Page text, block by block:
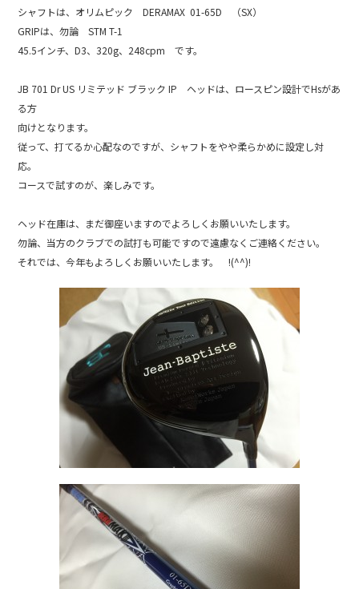
k
シャフトは、オリムピック DERAMAX 01-65D （SX）
GRIPは、勿論 STM T-1
45.5インチ、D3、320g、248cpm です。
JB 701 Dr US リミテッド ブラック IP ヘッドは、ロースピン設計でHsがあ
る方
向けとなります。
従って、打てるか心配なのですが、シャフトをやや柔らかめに設定し対
応。
コースで試すのが、楽しみです。
ヘッド在庫は、まだ御座いますのでよろしくお願いいたします。
勿論、当方のクラブでの試打も可能ですので遠慮なくご連絡ください。
それでは、今年もよろしくお願いいたします。 !(^^)!